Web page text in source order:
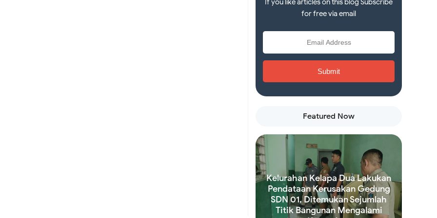
If you like articles on this blog Subscribe
for free via email
Featured Now
Kelurahan Kelapa Dua Lakukan
Pendataan Kerusakan Gedung
SDN 01, Ditemukan Sejumlah
Titik Bangunan Mengalami